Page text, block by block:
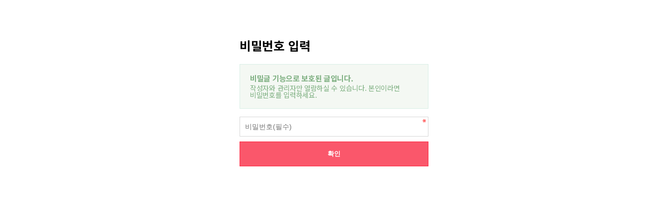
비밀번호 입력
비밀글 기능으로 보호된 글입니다.
작성자와 관리자만 열람하실 수 있습니다. 본인이라면
비밀번호를 입력하세요.